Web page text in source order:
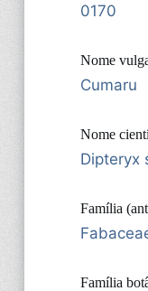
0170
Nome
Cumaru
Nome
Dipteryx
Família
Família